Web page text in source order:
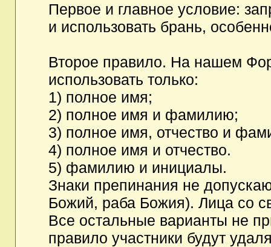
Первое и главное условие:
и использовать брань,
Второе правило. На нашем
использовать только:
1) полное имя;
2) полное имя и фамилию;
3) полное имя, отчество и
4) полное имя и отчество.
5) фамилию и инициалы.
Знаки препинания не
Божий, раба Божия). Лица со
Все остальные варианты не
правило участники будут